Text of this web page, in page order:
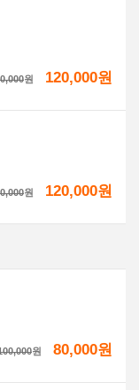
원 120,000원
원 120,000원
원 80,000원